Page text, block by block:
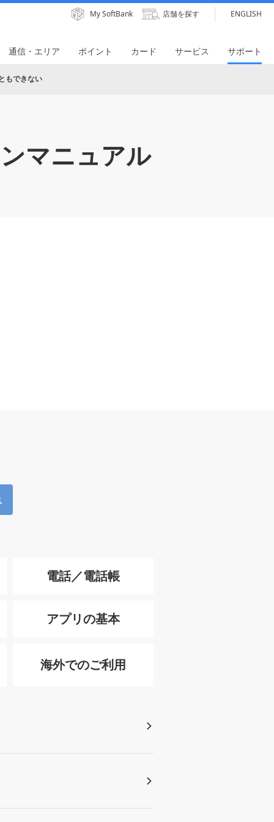
My SoftBank 店舗を探す ENGLISH
通信・エリア ポイント カード サービス サポート
もできない
マニュアル
電話／電話帳
アプリの基本
海外でのご利用